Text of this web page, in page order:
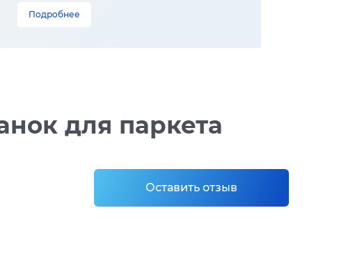
Подробнее
для паркета
Оставить отзыв